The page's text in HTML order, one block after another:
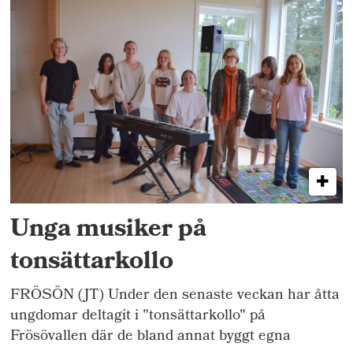
Unga musiker på
tonsättarkollo
FRÖSÖN (JT) Under den senaste veckan har åtta
ungdomar deltagit i "tonsättarkollo" på
Frösövallen där de bland annat byggt egna